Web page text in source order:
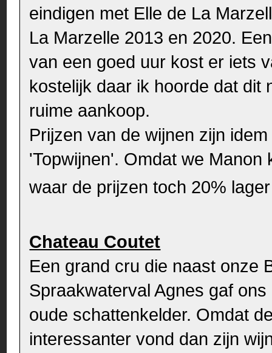
eindigen met Elle de La
La Marzelle 2013 en 2020.
van een goed uur kost er iets
kostelijk daar ik hoorde dat dit
ruime aankoop.
Prijzen van de wijnen zijn
'Topwijnen'. Omdat we
waar de prijzen toch 20%
Chateau Coutet
Een grand cru die naast onze
Spraakwaterval Agnes gaf
oude schattenkelder. Omdat
interessanter vond dan zijn